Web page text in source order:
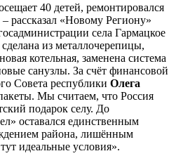
40 детей, ремонтировался
рассказал «Новому Региону»
села Гармацкое
из металлочерепицы,
котельная, заменена система
санузлы. За счёт финансовой
Совета республики Олега
Мы считаем, что Россия
подарок селу. До
оставался единственным
района, лишённым
идеальные условия».